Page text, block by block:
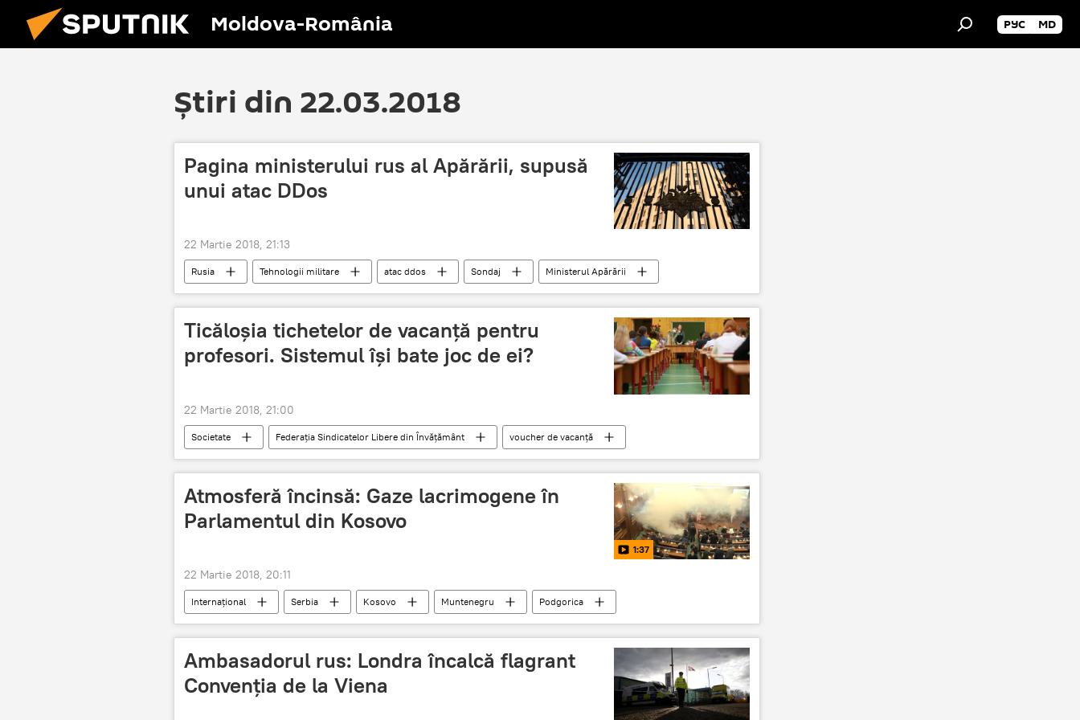
Moldova-România РУС MD
Știri din 22.03.2018
Pagina ministerului rus al Apărării, supusă
unui atac DDos
22 Martie 2018, 21:13
Rusia Tehnologii militare atac ddos Sondaj Ministerul Apărării
Ticăloşia tichetelor de vacanţă pentru
profesori. Sistemul îşi bate joc de ei?
22 Martie 2018, 21:00
Societate Federaţia Sindicatelor Libere din Învăţământ
voucher de vacanţă
tichete de vacanţă
România
Atmosferă încinsă: Gaze lacrimogene în
Parlamentul din Kosovo
1:37
22 Martie 2018, 20:11
Internaţional Serbia Kosovo Muntenegru
Podgorica
Gaze lacrimogene
Video Parlament
Ambasadorul rus: Londra încalcă flagrant
Convenția de la Viena